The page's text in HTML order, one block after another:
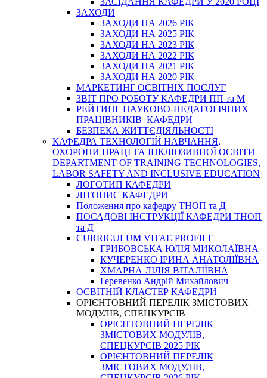
ЗАХОДИ
ЗАХОДИ НА 2026 РІК
ЗАХОДИ НА 2025 РІК
ЗАХОДИ НА 2023 РІК
ЗАХОДИ НА 2022 РІК
ЗАХОДИ НА 2021 РІК
ЗАХОДИ НА 2020 РІК
МАРКЕТИНГ ОСВІТНІХ ПОСЛУГ
3BIT ПРО РОБОТУ КАФЕДРИ ПП та М
РЕЙТИНГ НАУКОВО-ПЕДАГОГІЧНИХ
ПРАЦІВНИКІВ КАФЕДРИ
БЕЗПЕКА ЖИТТЄДІЯЛЬНОСТІ
КАФЕДРА ТЕХНОЛОГІЙ НАВЧАННЯ,
ОХОРОНИ ПРАЦІ ТА ІНКЛЮЗИВНОЇ ОСВІТИ
DEPARTMENT OF TRAINING TECHNOLOGIES,
LABOR SAFETY AND INCLUSIVE EDUCATION
ЛОГОТИП КАФЕДРИ
ЛІТОПИС КАФЕДРИ
Положення про кафедру ТНОП та Д
ПОСАДОВІ ІНСТРУКЦІЇ КАФЕДРИ ТНОП
та Д
CURRICULUM VITAE PROFILE
ГРИБОВСЬКА ЮЛІЯ МИКОЛАЇВНА
КУЧЕРЕНКО ІРИНА АНАТОЛІЇВНА
ХМАРНА ЛІЛІЯ ВІТАЛІЇВНА
Геревенко Андрій Михайлович
ОСВІТНІЙ КЛАСТЕР КАФЕДРИ
ОРІЄНТОВНИЙ ПЕРЕЛІК ЗМІСТОВИХ
МОДУЛІВ, СПЕЦКУРСІВ
ОРІЄНТОВНИЙ ПЕРЕЛІК
ЗМІСТОВИХ МОДУЛІВ,
СПЕЦКУРСІВ 2025 РІК
ОРІЄНТОВНИЙ ПЕРЕЛІК
ЗМІСТОВИХ МОДУЛІВ,